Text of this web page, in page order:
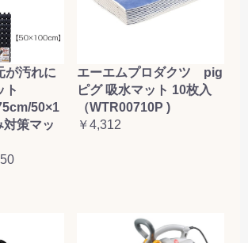
汚れに
ト
50×1
策マッ
エーエムプロダクツ pig
ピグ 吸水マット 10枚入
（WTR00710P )
￥4,312